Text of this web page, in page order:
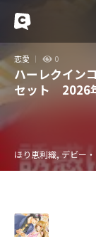
恋愛 0
ハーレクイン
セット 2026
ほり恵利織, デビー